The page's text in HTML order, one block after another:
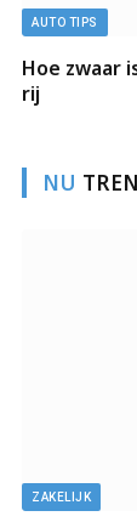
AUTO TIPS
Hoe zwaar
rij
NU
ZAKELIJK